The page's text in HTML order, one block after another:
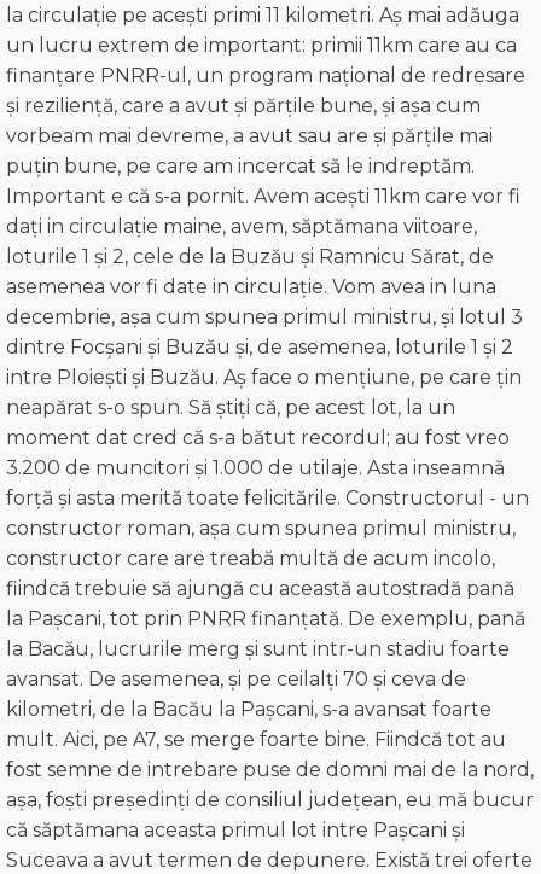
la circulație pe acești primi 11 kilometri. Aș mai adăuga
un lucru extrem de important: primii 11km care au ca
finanțare PNRR-ul, un program național de redresare
și reziliență, care a avut și părțile bune, și așa cum
vorbeam mai devreme, a avut sau are și părțile mai
puțin bune, pe care am incercat să le indreptăm.
Important e că s-a pornit. Avem acești 11km care vor fi
dați in circulație maine, avem, săptămana viitoare,
loturile 1 și 2, cele de la Buzău și Ramnicu Sărat, de
asemenea vor fi date in circulație. Vom avea in luna
decembrie, așa cum spunea primul ministru, și lotul 3
dintre Focșani și Buzău și, de asemenea, loturile 1 și 2
intre Ploiești și Buzău. Aş face o mențiune, pe care țin
neapărat s-o spun. Să știți că, pe acest lot, la un
moment dat cred că s-a bătut recordul; au fost vreo
3.200 de muncitori și 1.000 de utilaje. Asta inseamnă
forță și asta merită toate felicitările. Constructorul - un
constructor roman, așa cum spunea primul ministru,
constructor care are treabă multă de acum incolo,
fiindcă trebuie să ajungă cu această autostradă pană
la Pașcani, tot prin PNRR finanțată. De exemplu, pană
la Bacău, lucrurile merg și sunt intr-un stadiu foarte
avansat. De asemenea, și pe ceilalți 70 și ceva de
kilometri, de la Bacău la Pașcani, s-a avansat foarte
mult. Aici, pe A7, se merge foarte bine. Fiindcă tot au
fost semne de intrebare puse de domni mai de la nord,
așa, foști președinți de consiliul județean, eu mă bucur
că săptămana aceasta primul lot intre Pașcani și
Suceava a avut termen de depunere. Există trei oferte